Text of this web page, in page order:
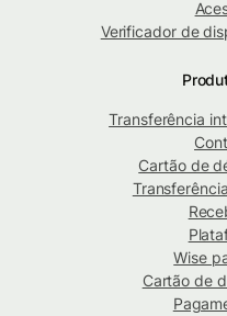
Verificador de
Transferência
Cartão de
Wise
Cartão de